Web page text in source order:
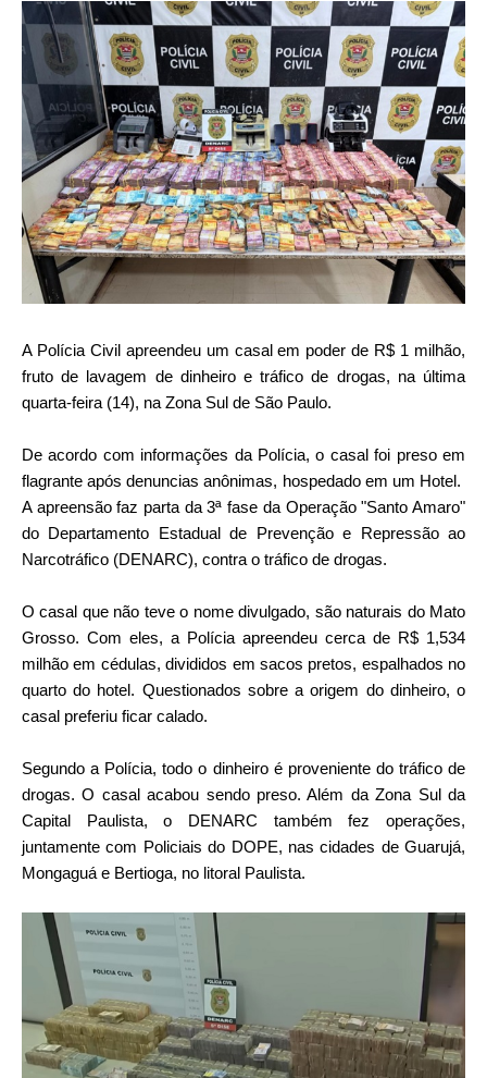
A Polícia Civil apreendeu um casal em poder de R$ 1 milhão,
fruto de lavagem de dinheiro e tráfico de drogas, na última
quarta-feira (14), na Zona Sul de São Paulo.
De acordo com informações da Polícia, o casal foi preso em
flagrante após denuncias anônimas, hospedado em um Hotel.
A apreensão faz parta da 3ª fase da Operação "Santo Amaro"
do Departamento Estadual de Prevenção e Repressão ao
Narcotráfico (DENARC), contra o tráfico de drogas.
O casal que não teve o nome divulgado, são naturais do Mato
Grosso. Com eles, a Polícia apreendeu cerca de R$ 1,534
milhão em cédulas, divididos em sacos pretos, espalhados no
quarto do hotel. Questionados sobre a origem do dinheiro, o
casal preferiu ficar calado.
Segundo a Polícia, todo o dinheiro é proveniente do tráfico de
drogas. O casal acabou sendo preso. Além da Zona Sul da
Capital Paulista, o DENARC também fez operações,
juntamente com Policiais do DOPE, nas cidades de Guarujá,
Mongaguá e Bertioga, no litoral Paulista.